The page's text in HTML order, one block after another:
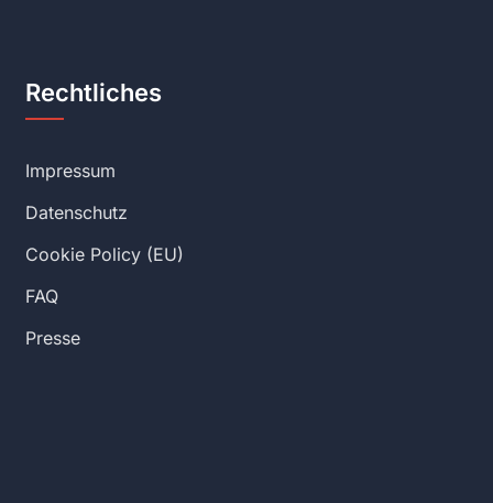
Rechtliches
Impressum
Datenschutz
Cookie Policy (EU)
FAQ
Presse